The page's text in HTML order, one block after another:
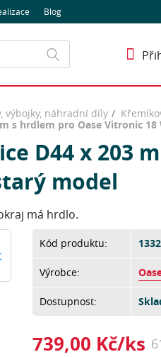
Blog
výbojky, náhradní díly
s hrdlem pro Oase Vitronic 18
D44 x 203
model
má hrdlo.
Kód produktu:
Výrobce:
Dostupnost:
739,00 Kč/ks